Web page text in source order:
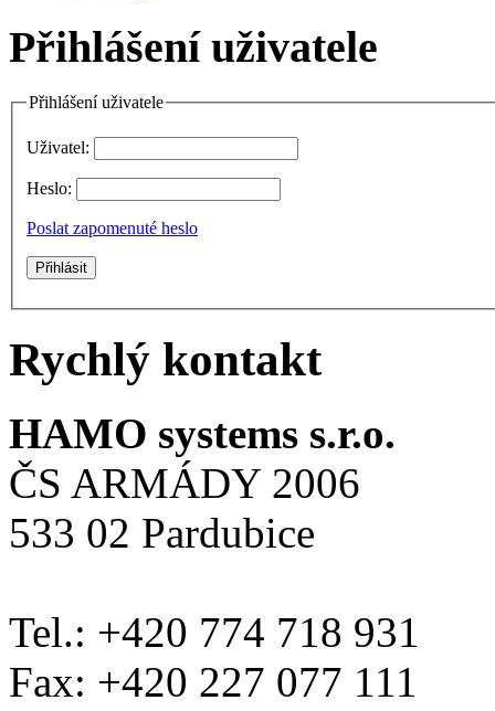
Přihlášení uživatele
Přihlášení uživatele
Uživatel:
Heslo:
Poslat zapomenuté heslo
Rychlý kontakt
HAMO systems s.r.o.
ČS ARMÁDY 2006
533 02 Pardubice
Tel.: +420 774 718 931
Fax: +420 227 077 111